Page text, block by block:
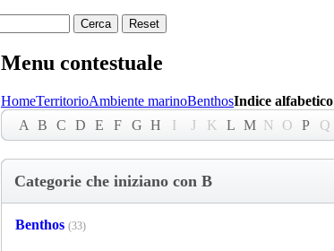
Cerca Reset
Menu contestuale
HomeTerritorioAmbiente marinoBenthosIndice alfabetico
A
B C D E F G H I J K L M N O P Q
Categorie che iniziano con B
Benthos (33)